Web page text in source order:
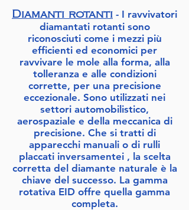
Diamanti rotanti - I ravvivatori
diamantati rotanti sono
riconosciuti come i mezzi più
efficienti ed economici per
ravvivare le mole alla forma, alla
tolleranza e alle condizioni
corrette, per una precisione
eccezionale. Sono utilizzati nei
settori automobilistico,
aerospaziale e della meccanica di
precisione. Che si tratti di
apparecchi manuali o di rulli
placcati inversamentei , la scelta
corretta del diamante naturale è la
chiave del successo. La gamma
rotativa EID offre quella gamma
completa.